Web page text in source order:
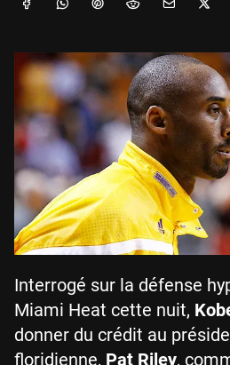
Interrogé sur la défense
Miami Heat cette nuit,
donner du crédit au
floridienne, Pat Riley,